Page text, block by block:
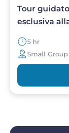
Tour
esclusiva
5 hr
Small